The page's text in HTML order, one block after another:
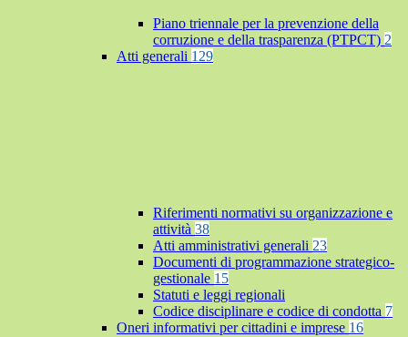
Piano triennale per la prevenzione della
corruzione e della trasparenza (PTPCT) 2
Atti generali 129
Riferimenti normativi su organizzazione e
attività 38
Atti amministrativi generali 23
Documenti di programmazione strategico-
gestionale 15
Statuti e leggi regionali
Codice disciplinare e codice di condotta 7
Oneri informativi per cittadini e imprese 16